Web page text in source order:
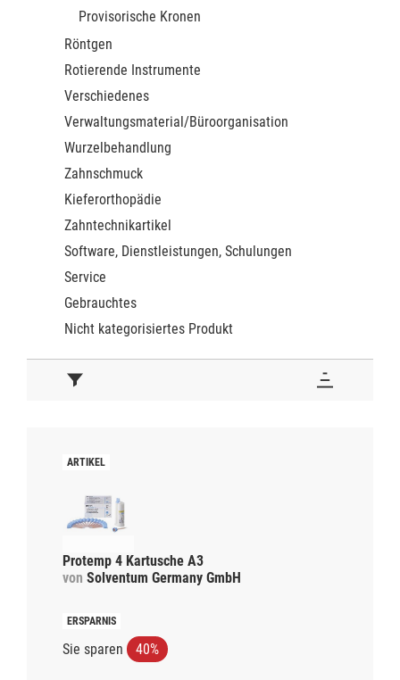
Provisorische Kronen
Röntgen
Rotierende Instrumente
Verschiedenes
Verwaltungsmaterial/Büroorganisation
Wurzelbehandlung
Zahnschmuck
Kieferorthopädie
Zahntechnikartikel
Software, Dienstleistungen, Schulungen
Service
Gebrauchtes
Nicht kategorisiertes Produkt
Protemp 4 Kartusche A3
von Solventum Germany GmbH
Sie sparen 40%